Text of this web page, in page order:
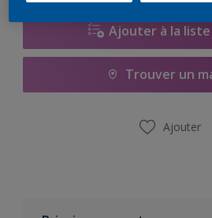
Ajouter à la liste
Trouver un
Ajouter